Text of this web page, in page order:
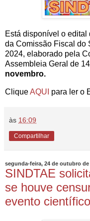
Está disponível o
da Comissão Fiscal do
2024, elaborado pela
Assembleia Geral de
novembro.
CliqueAQUI para ler o
às 16:09
Compartilhar
segunda-feira, 24 de outubro de
SINDTAE
se houve
evento científico